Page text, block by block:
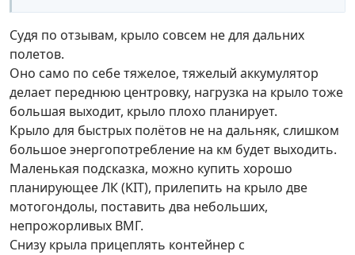
Судя по отзывам, крыло совсем не для дальних
полетов.
Оно само по себе тяжелое, тяжелый аккумулятор
делает переднюю центровку, нагрузка на крыло тоже
большая выходит, крыло плохо планирует.
Крыло для быстрых полётов не на дальняк, слишком
большое энергопотребление на км будет выходить.
Маленькая подсказка, можно купить хорошо
планирующее ЛК (KIT), прилепить на крыло две
мотогондолы, поставить два небольших,
непрожорливых ВМГ.
Снизу крыла прицеплять контейнер с